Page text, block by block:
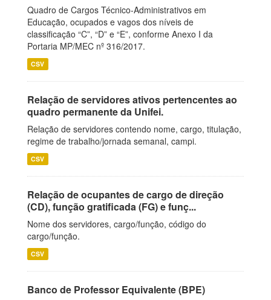
Quadro de Cargos Técnico-Administrativos em
Educação, ocupados e vagos dos níveis de
classificação “C”, “D” e “E”, conforme Anexo I da
Portaria MP/MEC nº 316/2017.
CSV
Relação de servidores ativos pertencentes ao
quadro permanente da Unifei.
Relação de servidores contendo nome, cargo, titulação,
regime de trabalho/jornada semanal, campi.
CSV
Relação de ocupantes de cargo de direção
(CD), função gratificada (FG) e funç...
Nome dos servidores, cargo/função, código do
cargo/função.
CSV
Banco de Professor Equivalente (BPE)